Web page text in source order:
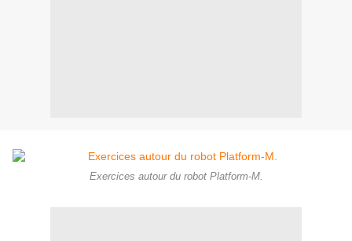
Exercices autour du robot Platform-M.